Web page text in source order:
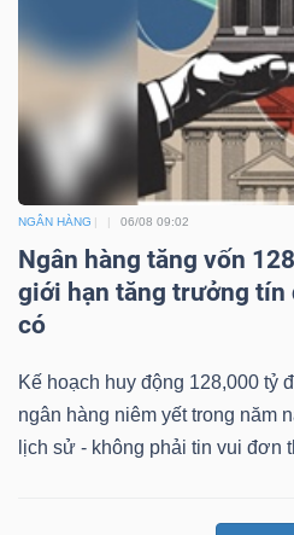
NGÂN HÀNG 06/08 09:02
Ngân hàng tăng vốn
giới hạn tăng trưởng tín
có
Kế hoạch huy động 128,000 tỷ
ngân hàng niêm yết trong năm
lịch sử - không phải tin vui đơn